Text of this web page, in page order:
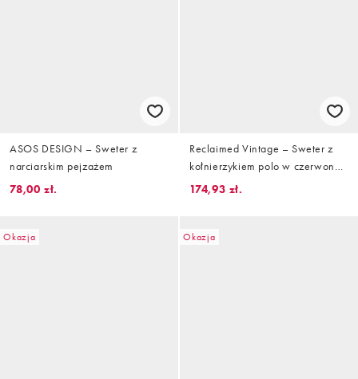
ASOS DESIGN – Sweter z
narciarskim pejzażem
78,00 zł.
Reclaimed Vintage – Sweter z
kołnierzykiem polo w czerwono-
brązowe paski
174,93 zł.
Okazja Okazja